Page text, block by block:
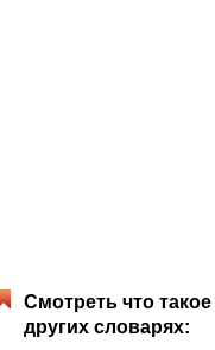
Смотреть что
других словарях: